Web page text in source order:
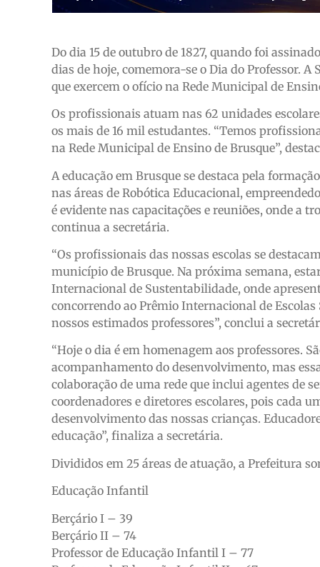
Do dia 15 de outubro de 1827, quando foi
dias de hoje, comemora-se o Dia do Professor.
que exercem o ofício na Rede Municipal de
Os profissionais atuam nas 62 unidades
os mais de 16 mil estudantes. “Temos
na Rede Municipal de Ensino de Brusque”,
A educação em Brusque se destaca pela
nas áreas de Robótica Educacional,
é evidente nas capacitações e reuniões, onde a
continua a secretária.
“Os profissionais das nossas escolas se
município de Brusque. Na próxima semana,
Internacional de Sustentabilidade, onde
concorrendo ao Prêmio Internacional de
nossos estimados professores”, conclui a
“Hoje o dia é em homenagem aos professores.
acompanhamento do desenvolvimento, mas
colaboração de uma rede que inclui agentes de
coordenadores e diretores escolares, pois cada
desenvolvimento das nossas crianças.
educação”, finaliza a secretária.
Divididos em 25 áreas de atuação, a Prefeitura
Educação Infantil
Berçário I – 39
Berçário II – 74
Professor de Educação Infantil I – 77